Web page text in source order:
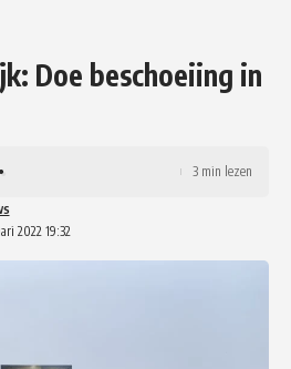
Doe beschoeiing in
2022 19:32
3 min lezen